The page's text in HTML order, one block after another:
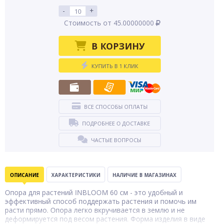
-
+
Стоимость от 45.00000000
В КОРЗИНУ
КУПИТЬ В 1 КЛИК
ВСЕ СПОСОБЫ ОПЛАТЫ
ПОДРОБНЕЕ О ДОСТАВКЕ
ЧАСТЫЕ ВОПРОСЫ
ОПИСАНИЕ ХАРАКТЕРИСТИКИ НАЛИЧИЕ В МАГАЗИНАХ
Опора для растений INBLOOM 60 см - это удобный и
эффективный способ поддержать растения и помочь им
расти прямо. Опора легко вкручивается в землю и не
деформируется под весом растения. Форма изделия в виде